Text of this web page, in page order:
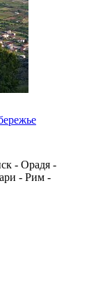
- Орадя -
- Рим -